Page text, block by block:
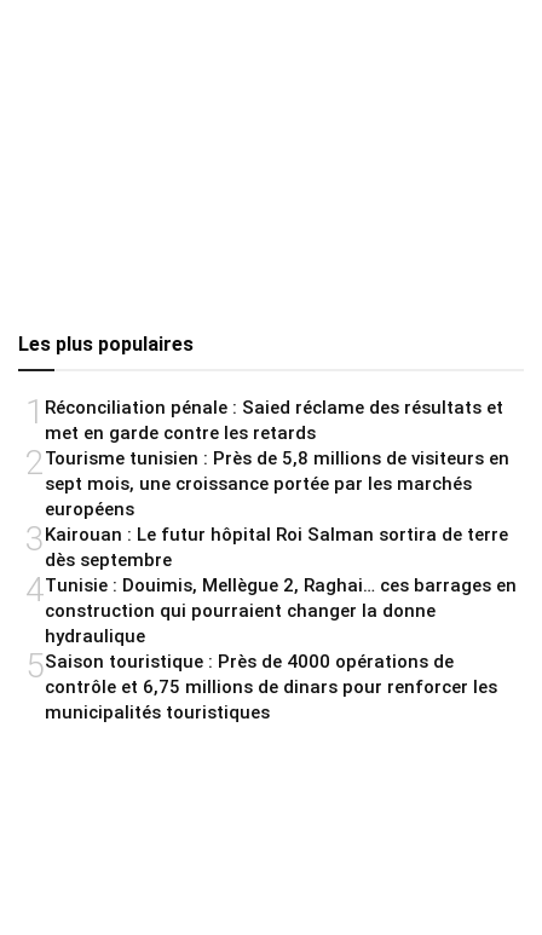
Les plus populaires
1 Réconciliation pénale : Saied réclame des résultats et
met en garde contre les retards
2Tourisme tunisien : Près de 5,8 millions de visiteurs en
sept mois, une croissance portée par les marchés
européens
3Kairouan : Le futur hôpital Roi Salman sortira de terre
dès septembre
4Tunisie : Douimis, Mellègue 2, Raghai… ces barrages en
construction qui pourraient changer la donne
hydraulique
5Saison touristique : Près de 4000 opérations de
contrôle et 6,75 millions de dinars pour renforcer les
municipalités touristiques